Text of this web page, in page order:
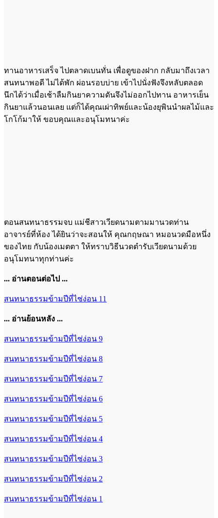
ทานอาหารเสร็จ ไปตลาดเบนทั่น เพื่อดูของฝาก กลับมาถึงเวลา
สนทนาพอดี ไม่ได้พัก ผ่อนรอบบ่าย เข้าไปนั่งฟังจึงหลับตลอด
นึกได้ว่าเมื่อเช้าลืมกินยาความดันจึงไม่ออกไปทาน อาหารเย็น
กินยาแล้วนอนเลย แต่ก็ได้คุณเผ่าทิพย์และน้องยุพินนำผลไม้และ
โกโก้มาให้ ขอบคุณและอนุโมทนาค่ะ
ตอนสนทนาธรรมจบ แม่ชีสาวเวียดนามตามมานวดท่าน
อาจารย์ที่ห้อง ได้ยินว่าจะสอนให้ คุณกฤษณา หมอนวดมือหนึ่ง
ของไทย กับน้องเมตตา ให้ทราบวิธีนวดตำรับเวียดนามด้วย
อนุโมทนาทุกท่านค่ะ
... อ่านตอนต่อไป ...
สนทนาธรรมข้ามปีที่ไซ่ง่อน 11
... อ่านย้อนหลัง ...
สนทนาธรรมข้ามปีที่ไซ่ง่อน 9
สนทนาธรรมข้ามปีที่ไซ่ง่อน 8
สนทนาธรรมข้ามปีที่ไซ่ง่อน 7
สนทนาธรรมข้ามปีที่ไซ่ง่อน 6
สนทนาธรรมข้ามปีที่ไซ่ง่อน 5
สนทนาธรรมข้ามปีที่ไซ่ง่อน 4
สนทนาธรรมข้ามปีที่ไซ่ง่อน 3
สนทนาธรรมข้ามปีที่ไซ่ง่อน 2
สนทนาธรรมข้ามปีที่ไซ่ง่อน 1